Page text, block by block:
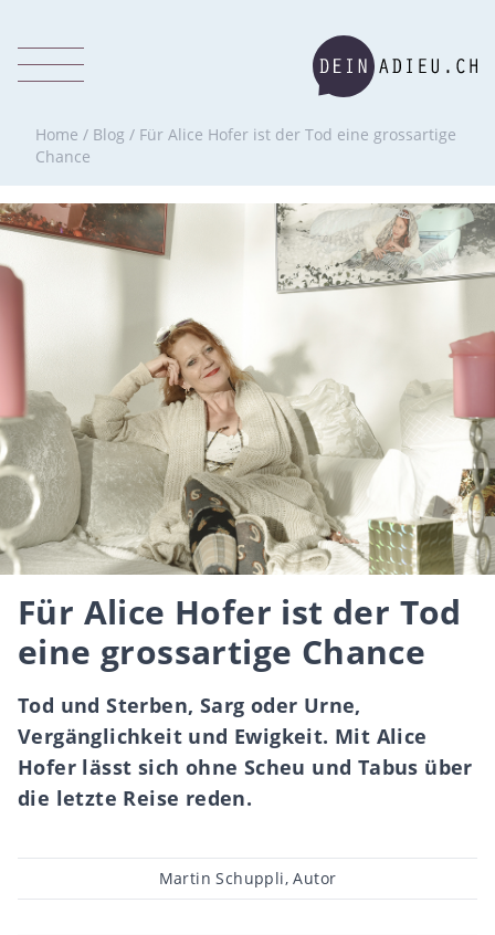
Home / Blog / Für Alice Hofer ist der Tod eine grossartige
Chance
Für Alice Hofer ist der Tod
eine grossartige Chance
Tod und Sterben, Sarg oder Urne,
Vergänglichkeit und Ewigkeit. Mit Alice
Hofer lässt sich ohne Scheu und Tabus über
die letzte Reise reden.
Beitragsautor
Martin Schuppli, Autor